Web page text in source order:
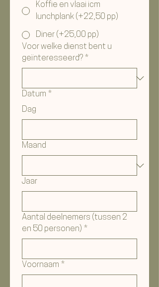
Koffie en vlaai icm
lunchplank (+22,50 pp)
Diner (+25,00 pp)
Voor welke dienst bent u
geïnteresseerd? *
Datum *
Dag
Maand
Jaar
Aantal deelnemers (tussen 2
en 50 personen) *
Voornaam *